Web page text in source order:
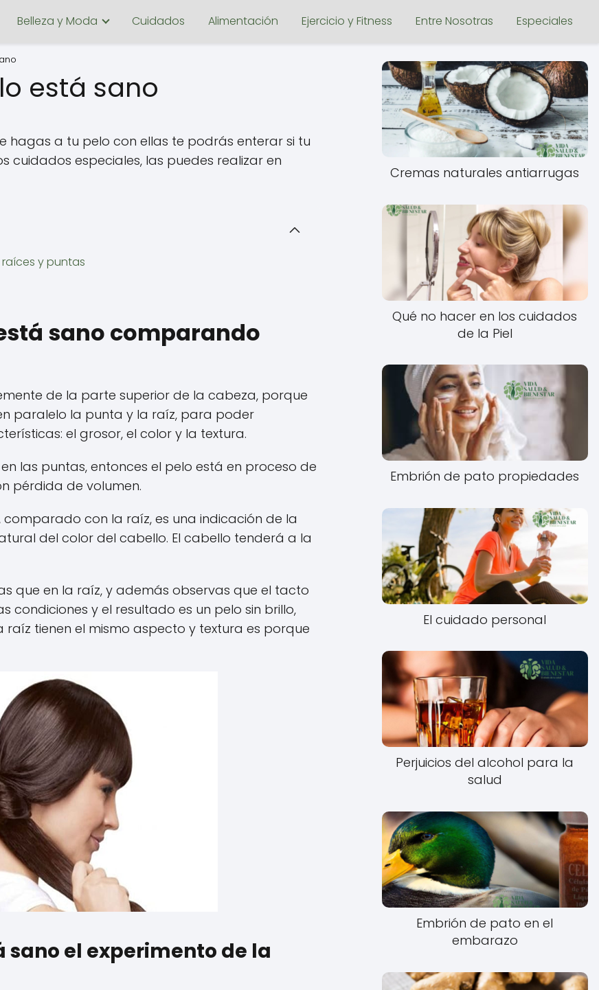
Belleza y Moda Cuidados Alimentación Ejercicio y Fitness Entre Nosotras Especiales
está sano
hagas a tu pelo con ellas te podrás enterar si tu
cuidados especiales, las puedes realizar en
y puntas
sano comparando
de la parte superior de la cabeza, porque
paralelo la punta y la raíz, para poder
el grosor, el color y la textura.
las puntas, entonces el pelo está en proceso de
pérdida de volumen.
con la raíz, es una indicación de la
del color del cabello. El cabello tenderá a la
que en la raíz, y además observas que el tacto
condiciones y el resultado es un pelo sin brillo,
raíz tienen el mismo aspecto y textura es porque
sano el experimento de la
Cremas naturales antiarrugas
Qué no hacer en los cuidados
de la Piel
Embrión de pato propiedades
El cuidado personal
Perjuicios del alcohol para la
salud
Embrión de pato en el
embarazo